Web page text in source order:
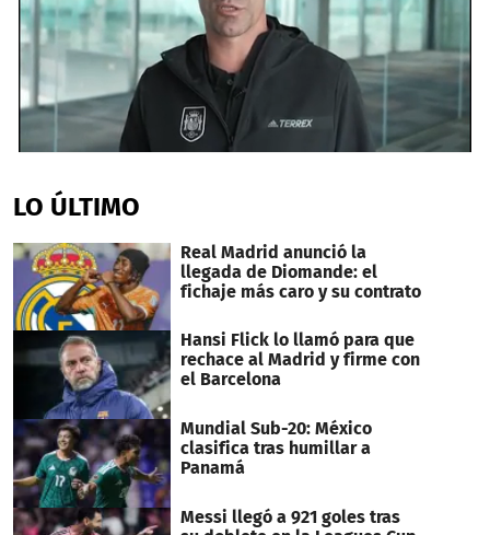
of
2
1
second
LO ÚLTIMO
Real Madrid anunció la
llegada de Diomande: el
fichaje más caro y su contrato
Hansi Flick lo llamó para que
rechace al Madrid y firme con
el Barcelona
Mundial Sub-20: México
clasifica tras humillar a
Panamá
Messi llegó a 921 goles tras